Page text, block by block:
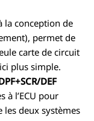
la conception de
permet de
carte de circuit
plus simple.
DEF
à l’ECU pour
deux systèmes